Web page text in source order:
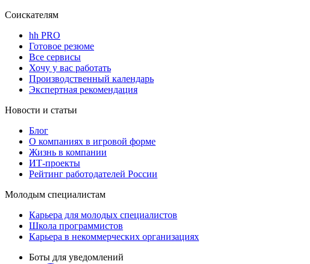
Соискателям
hh PRO
Готовое резюме
Все сервисы
Хочу у вас работать
Производственный календарь
Экспертная рекомендация
Новости и статьи
Блог
О компаниях в игровой форме
Жизнь в компании
ИТ-проекты
Рейтинг работодателей России
Молодым специалистам
Карьера для молодых специалистов
Школа программистов
Карьера в некоммерческих организациях
Боты для уведомлений